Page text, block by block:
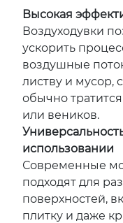
Высокая
Воздуходувки
ускорить
воздушные
листву и мусор,
обычно
или веников.
использовании
Современные
подходят для
поверхностей,
плитку и даже